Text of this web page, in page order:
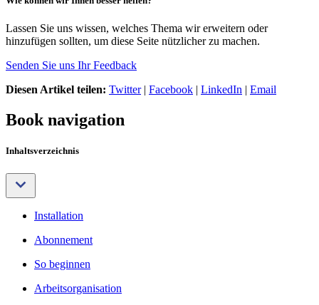
Lassen Sie uns wissen, welches Thema wir erweitern oder
hinzufügen sollten, um diese Seite nützlicher zu machen.
Senden Sie uns Ihr Feedback
Diesen Artikel teilen: Twitter| Facebook | LinkedIn | Email
Book navigation
Inhaltsverzeichnis
Installation
Abonnement
So beginnen
Arbeitsorganisation